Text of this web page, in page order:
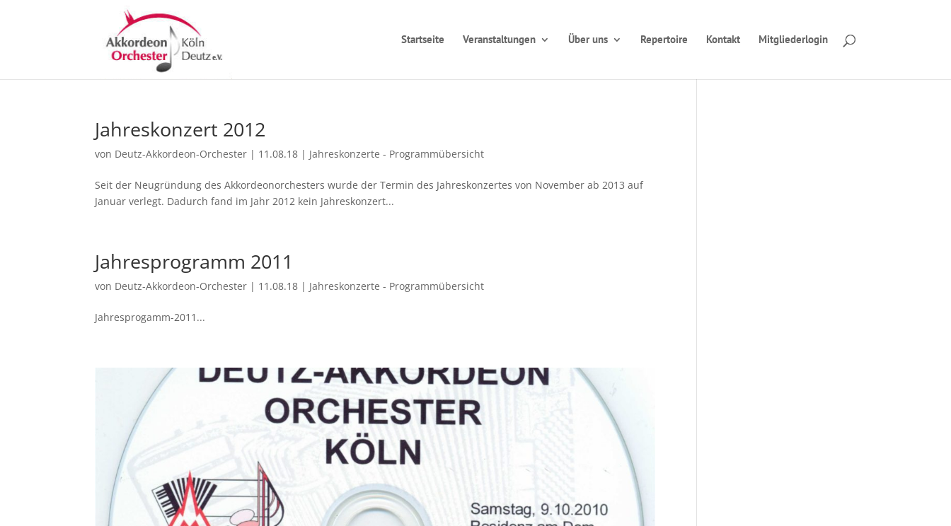
Startseite Veranstaltungen Über uns Repertoire Kontakt Mitgliederlogin
Jahreskonzert 2012
von Deutz-Akkordeon-Orchester | 11.08.18 | Jahreskonzerte - Programmübersicht
Seit der Neugründung des Akkordeonorchesters wurde der Termin des Jahreskonzertes von November ab 2013 auf
Januar verlegt. Dadurch fand im Jahr 2012 kein Jahreskonzert...
Jahresprogramm 2011
von Deutz-Akkordeon-Orchester | 11.08.18 | Jahreskonzerte - Programmübersicht
Jahresprogamm-2011...